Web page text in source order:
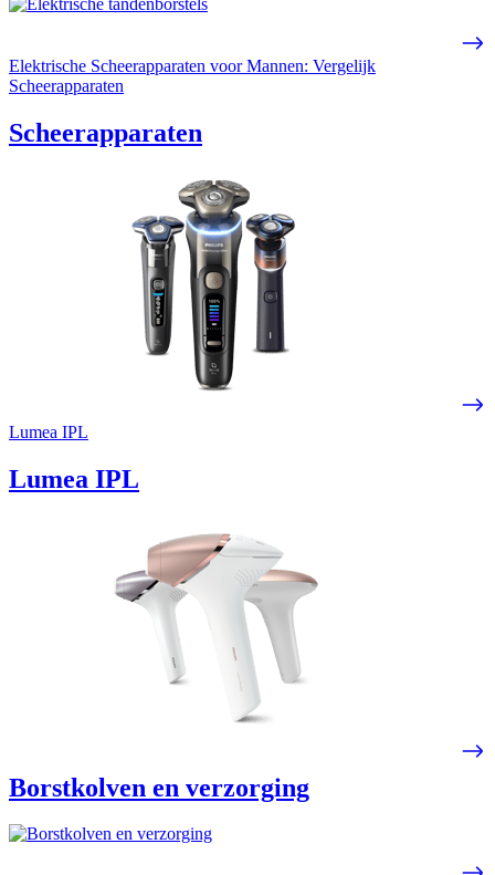
Elektrische Scheerapparaten voor Mannen: Vergelijk
Scheerapparaten
Scheerapparaten
Lumea IPL
Lumea IPL
Borstkolven en verzorging